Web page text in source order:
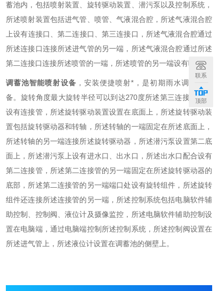
蓄池内，包括喷射装置、旋转驱动装置、潜污泵以及控制系统，
所述喷射装置包括进气管、喷管、气液混合腔，所述气液混合腔
上设有连接口、第二连接口、第三连接口，所述气液混合腔通过
所述连接口连接所述进气管的另一端，所述气液混合腔通过所述
第二连接口连接所述喷管的一端，所述喷管的另一端设有喷头，
调蓄池智能喷射设备 ，安装便捷喷射*，是初期雨水调蓄池设
备。旋转角度最大旋转半径可以到达270度所述第三连接口配合
设有连接管，所述旋转驱动装置设置在底面上，所述旋转驱动装
置包括旋转驱动器和转轴，所述转轴的一端固定在所述底面上，
所述转轴的另一端连接所述旋转驱动器，所述潜污泵设置第二底
面上，所述潜污泵上设有进水口、出水口，所述出水口配合设有
第二连接管，所述第二连接管的另一端固定在所述旋转驱动器的
底部，所述第二连接管的另一端端口处设有旋转组件，所述旋转
组件还连接所述连接管的另一端，所述控制系统包括电脑软件辅
助控制、控制阀、液位计及摄像监控，所述电脑软件辅助控制设
置在电脑端，通过电脑端控制所述控制系统，所述控制阀设置在
所述进气管上，所述液位计设置在调蓄池的侧壁上。
联系
顶部